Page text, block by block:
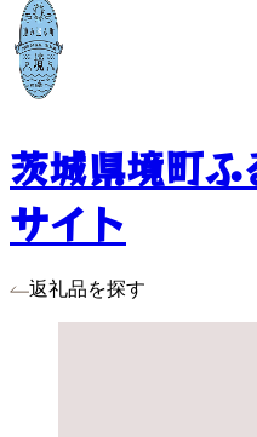
茨城県境町
サイト
返礼品を探す